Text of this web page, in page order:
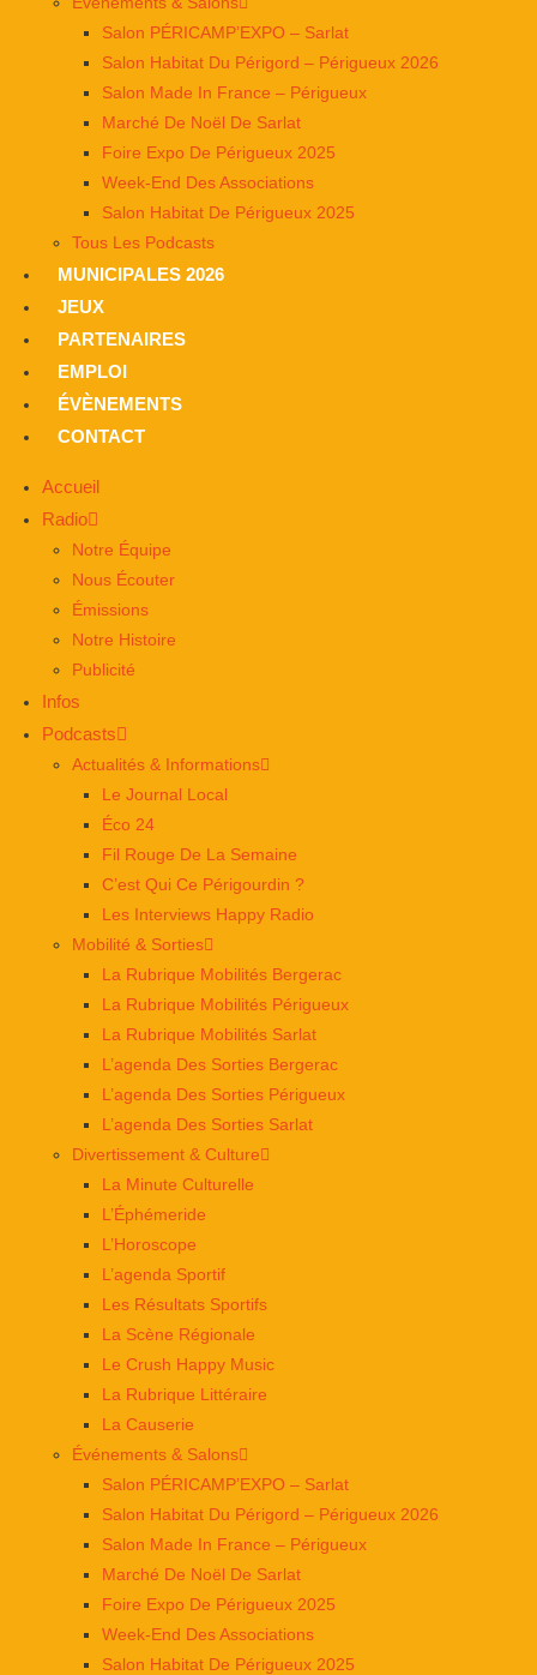
Salon PÉRICAMP’EXPO – Sarlat
Salon Habitat Du Périgord – Périgueux 2026
Salon Made In France – Périgueux
Marché De Noël De Sarlat
Foire Expo De Périgueux 2025
Week-End Des Associations
Salon Habitat De Périgueux 2025
Tous Les Podcasts
MUNICIPALES 2026
JEUX
PARTENAIRES
EMPLOI
ÉVÈNEMENTS
CONTACT
Accueil
Radio
Notre Équipe
Nous Écouter
Émissions
Notre Histoire
Publicité
Infos
Podcasts
Actualités & Informations
Le Journal Local
Éco 24
Fil Rouge De La Semaine
C’est Qui Ce Périgourdin ?
Les Interviews Happy Radio
Mobilité & Sorties
La Rubrique Mobilités Bergerac
La Rubrique Mobilités Périgueux
La Rubrique Mobilités Sarlat
L’agenda Des Sorties Bergerac
L’agenda Des Sorties Périgueux
L’agenda Des Sorties Sarlat
Divertissement & Culture
La Minute Culturelle
L’Éphémeride
L’Horoscope
L’agenda Sportif
Les Résultats Sportifs
La Scène Régionale
Le Crush Happy Music
La Rubrique Littéraire
La Causerie
Événements & Salons
Salon PÉRICAMP’EXPO – Sarlat
Salon Habitat Du Périgord – Périgueux 2026
Salon Made In France – Périgueux
Marché De Noël De Sarlat
Foire Expo De Périgueux 2025
Week-End Des Associations
Salon Habitat De Périgueux 2025